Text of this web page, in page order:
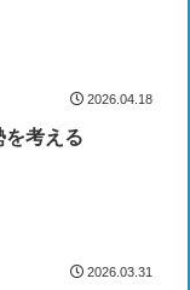
2026.04.18
を考える
2026.03.31